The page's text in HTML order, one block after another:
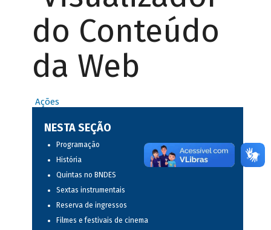
do Conteúdo
da Web
Ações
NESTA SEÇÃO
Programação
História
Quintas no BNDES
Sextas instrumentais
Reserva de ingressos
Filmes e festivais de cinema